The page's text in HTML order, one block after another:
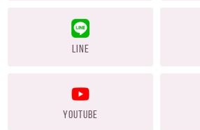
LINE
YOUTUBE